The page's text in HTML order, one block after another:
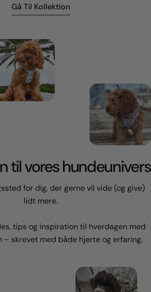
Gå Til Kollektion
til vores hundeunivers
for dig, der gerne vil vide (og give)
lidt mere.
tips og inspiration til hverdagen med
– skrevet med både hjerte og erfaring.